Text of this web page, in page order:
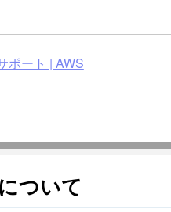
ポート | AWS
ついて